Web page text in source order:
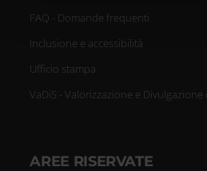
Identificare il
scansionandolo
specifiche
FAQ - Domande frequenti
Inclusione e accessibilità
Ufficio stampa
VaDiS - Valorizzazione e Divulgazione
AREE RISERVATE